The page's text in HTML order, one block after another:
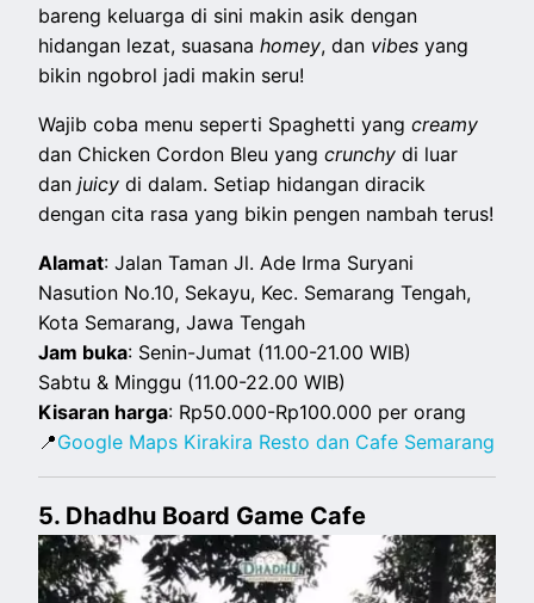
bareng keluarga di sini makin asik dengan
hidangan lezat, suasanahomey, dan vibes yang
bikin ngobrol jadi makin seru!
Wajib coba menu seperti Spaghetti yangcreamy
dan Chicken Cordon Bleu yangcrunchydi luar
danjuicydi dalam. Setiap hidangan diracik
dengan cita rasa yang bikin pengen nambah terus!
Alamat: Jalan Taman Jl. Ade Irma Suryani
Nasution No.10, Sekayu, Kec. Semarang Tengah,
Kota Semarang, Jawa Tengah
Jam buka: Senin-Jumat (11.00-21.00 WIB)
Sabtu & Minggu (11.00-22.00 WIB)
Kisaran harga: Rp50.000-Rp100.000 per orang
📍Google Maps Kirakira Resto dan Cafe Semarang
5. Dhadhu Board Game Cafe